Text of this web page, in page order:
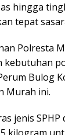
hingga
tepat
Polresta
kebutuhan
Bulog
Murah ini.
jenis SPHP